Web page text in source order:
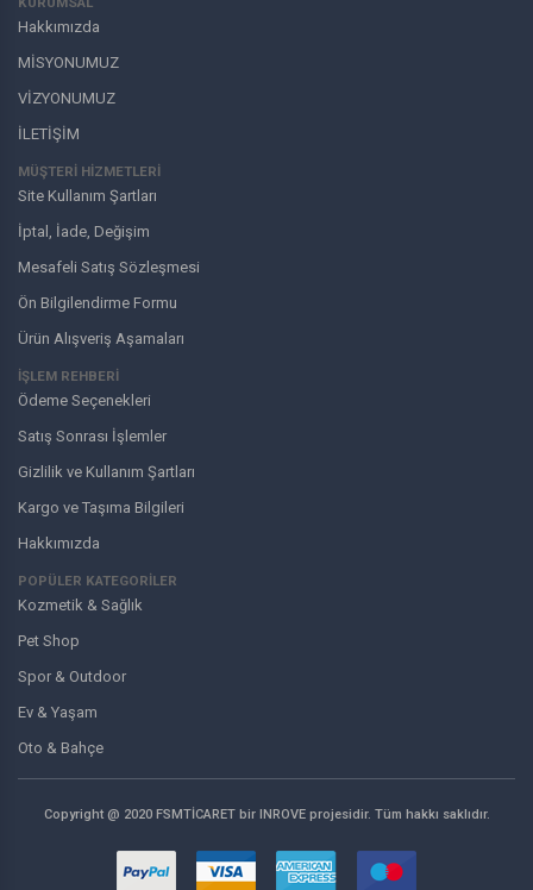
Hakkımızda
MİSYONUMUZ
VİZYONUMUZ
İLETİŞİM
MÜŞTERI HIZMETLERI
Site Kullanım Şartları
İptal, İade, Değişim
Mesafeli Satış Sözleşmesi
Ön Bilgilendirme Formu
Ürün Alışveriş Aşamaları
İŞLEM REHBERİ
Ödeme Seçenekleri
Satış Sonrası İşlemler
Gizlilik ve Kullanım Şartları
Kargo ve Taşıma Bilgileri
Hakkımızda
POPÜLER KATEGORİLER
Kozmetik & Sağlık
Pet Shop
Spor & Outdoor
Ev & Yaşam
Oto & Bahçe
Copyright @ 2020 FSMTİCARET bir INROVE projesidir. Tüm hakkı saklıdır.